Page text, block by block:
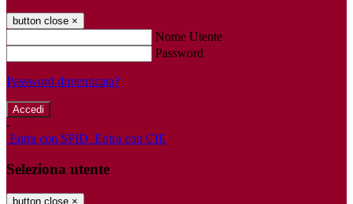
button close ×
Nome Utente
Password
Password dimenticata?
-
Entra con SPID Entra con CIE
Seleziona utente
button close ×